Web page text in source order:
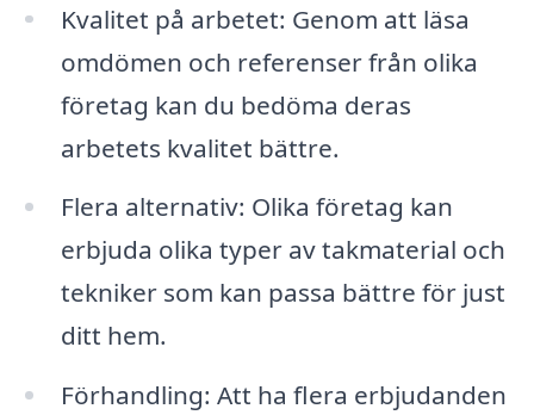
Kvalitet på arbetet: Genom att läsa
omdömen och referenser från olika
företag kan du bedöma deras
arbetets kvalitet bättre.
Flera alternativ: Olika företag kan
erbjuda olika typer av takmaterial och
tekniker som kan passa bättre för just
ditt hem.
Förhandling: Att ha flera erbjudanden